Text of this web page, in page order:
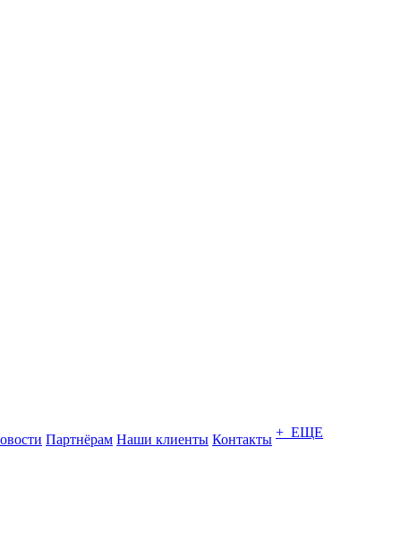
Партнёрам Наши клиенты Контакты + ЕЩЕ